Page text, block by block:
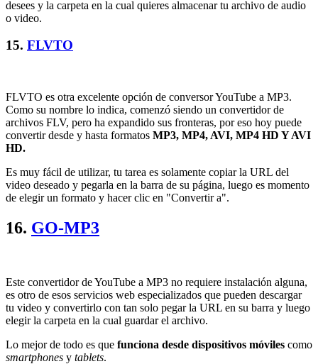
desees y la carpeta en la cual quieres almacenar tu archivo de audio
o video.
15. FLVTO
FLVTO es otra excelente opción de conversor YouTube a MP3.
Como su nombre lo indica, comenzó siendo un convertidor de
archivos FLV, pero ha expandido sus fronteras, por eso hoy puede
convertir desde y hasta formatos MP3, MP4, AVI, MP4 HD Y AVI
HD.
Es muy fácil de utilizar, tu tarea es solamente copiar la URL del
video deseado y pegarla en la barra de su página, luego es momento
de elegir un formato y hacer clic en "Convertir a".
16. GO-MP3
Este convertidor de YouTube a MP3 no requiere instalación alguna,
es otro de esos servicios web especializados que pueden descargar
tu video y convertirlo con tan solo pegar la URL en su barra y luego
elegir la carpeta en la cual guardar el archivo.
Lo mejor de todo es que funciona desde dispositivos móviles como
smartphones y tablets.